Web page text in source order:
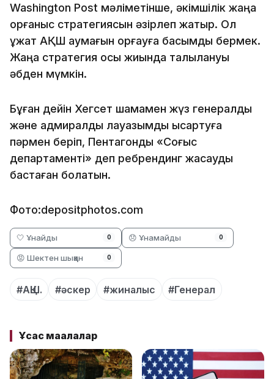
Washington Post мәліметінше, әкімшілік жаңа
қорғаныс стратегиясын әзірлеп жатыр. Ол
құжат АҚШ аумағын қорғауға басымдық бермек.
Жаңа стратегия осы жиында талқылануы
әбден мүмкін.
Бұған дейін Хегсет шамамен жүз генералдық
және адмиралдық лауазымды қысқартуға
пәрмен беріп, Пентагонды «Соғыс
департаменті» деп ребрендинг жасауды
бастаған болатын.
Фото:depositphotos.com
🤍 Ұнайды 0 😞 Ұнамайды 0
😡 Шектен шыққан 0
#АҚШ. #әскер #жиналыс #Генерал
Ұқсас мақалалар